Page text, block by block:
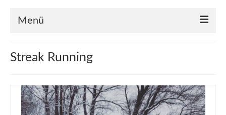
Menü
muveAWAY
muveLIVELY
Streak Running